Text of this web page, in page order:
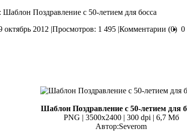
: Шаблон Поздравление с 50-летием для босса
октябрь 2012 |Просмотров: 1 495 |Комментарии (0) 0
Шаблон Поздравление с 50-летием для
PNG | 3500х2400 | 300 dpi | 6,7 Мб
Автор:Severom